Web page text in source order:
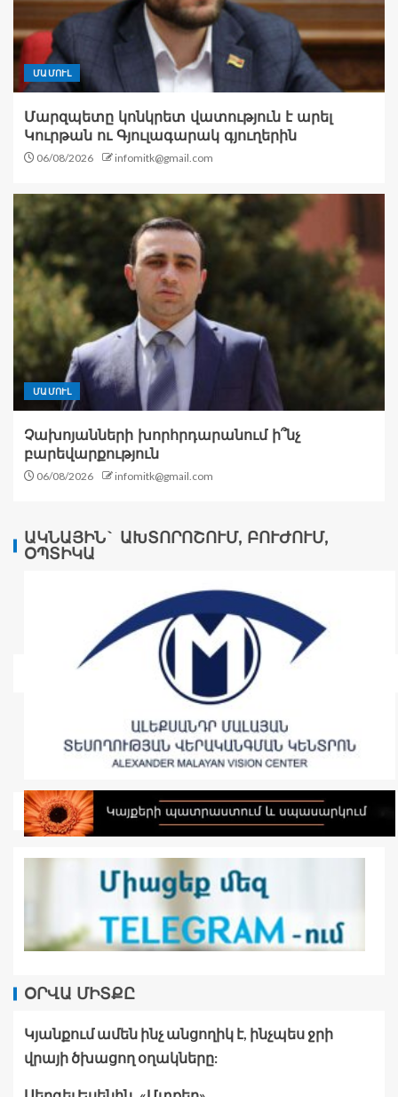
ՄԱՄՈՒԼ
Մարզպետը կոնկրետ վատություն է արել
Կուրթան ու Գյուլագարակ գյուղերին
06/08/2026 infomitk@gmail.com
ՄԱՄՈՒԼ
Չախոյանների խորհրդարանում ի՞նչ
բարեվարքություն
06/08/2026 infomitk@gmail.com
ԱԿՆԱՅԻՆ` ԱԽՏՈՐՈՇՈՒՄ, ԲՈՒԺՈՒՄ,
ՕՊՏԻԿԱ
ՕՐՎԱ ՄԻՏՔԸ
Կյանքում ամեն ինչ անցողիկ է, ինչպես ջրի
վրայի ծխացող օղակները: